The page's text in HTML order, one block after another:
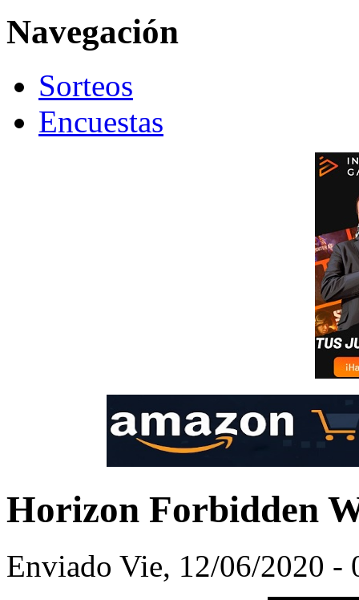
Navegación
Sorteos
Encuestas
Horizon Forbidden
Enviado Vie, 12/06/2020 -